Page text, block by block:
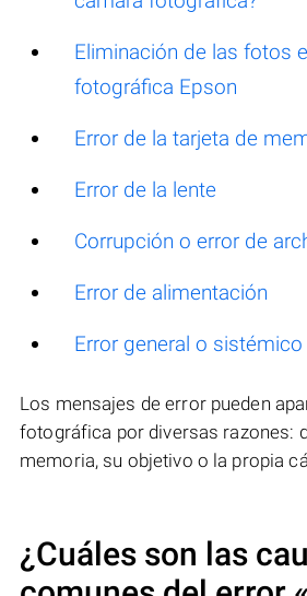
Eliminación de las fotos
fotográfica Epson
Error de la tarjeta de
Error de la lente
Corrupción o error de
Error de alimentación
Error general o sistémico
Los mensajes de error pueden
fotográfica por diversas razones:
memoria, su objetivo o la propia
¿Cuáles son las